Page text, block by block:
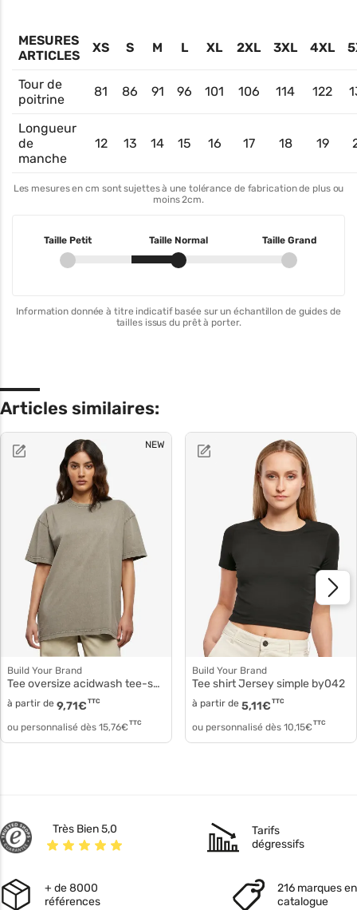
MESURES
ARTICLES
XS S M L XL 2XL 3XL 4XL
Tour de
poitrine
81 86 91 96 101 106 114 122
Longueur
de
manche
12 13 14 15 16 17 18 19
Les mesures en cm sont sujettes à une tolérance de fabrication de plus ou
moins 2cm.
Taille Petit Taille Normal Taille Grand
Information donnée à titre indicatif basée sur un échantillon de guides de
tailles issus du prêt à porter.
Articles similaires:
NEW
Build Your Brand
Tee oversize acidwash tee-shirt femme by270
à partir de 9,71€ TTC
ou personnalisé dès 15,76€ TTC
Build Your Brand
Tee shirt Jersey simple by042
à partir de 5,11€ TTC
ou personnalisé dès 10,15€ TTC
Très Bien 5,0
Tarifs
dégressifs
+ de 8000
références
216 marques en
catalogue